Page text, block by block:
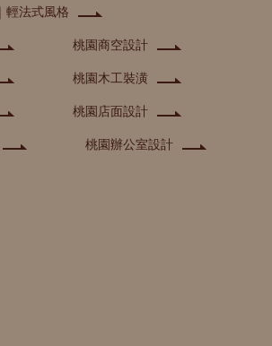
輕法式風格
桃園商空設計
桃園木工裝潢
桃園店面設計
桃園辦公室設計